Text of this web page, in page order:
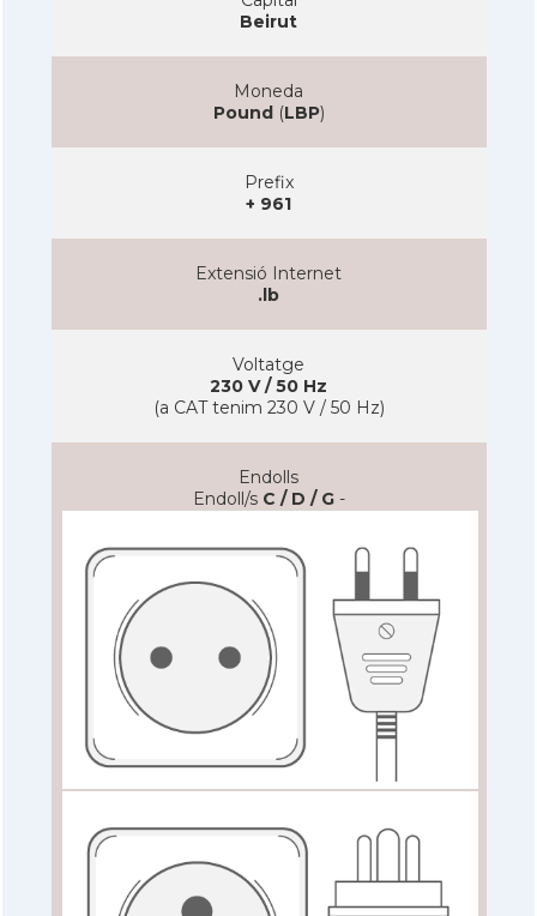
Beirut
Moneda
Pound(LBP)
Prefix
+ 961
Extensió Internet
.lb
Voltatge
230 V / 50 Hz
(a CAT tenim 230 V / 50 Hz)
Endolls
Endoll/s C / D / G-